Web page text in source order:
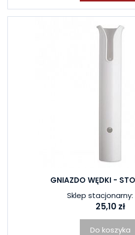
GNIAZDO WĘDKI -
Sklep stacjonarny:
25,10 zł
Do koszyka